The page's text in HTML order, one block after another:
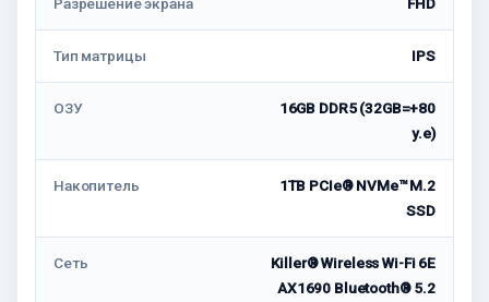
Разрешение экрана FHD
Тип матрицы IPS
ОЗУ
16GB DDR5 (32GB=+80
у.е)
Накопитель
1TB PCIe® NVMe™ M.2
SSD
Сеть
Killer® Wireless Wi-Fi 6E
AX1690 Bluetooth® 5.2